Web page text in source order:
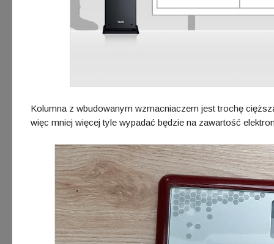
Kolumna z wbudowanym wzmacniaczem jest trochę
więc mniej więcej tyle wypadać będzie na zawartość